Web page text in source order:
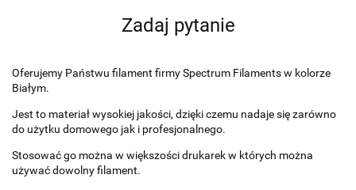
Zadaj pytanie
Oferujemy Państwu filament firmy Spectrum Filaments w kolorze
Białym.
Jest to materiał wysokiej jakości, dzięki czemu nadaje się zarówno
do użytku domowego jak i profesjonalnego.
Stosować go można w większości drukarek w których można
używać dowolny filament.